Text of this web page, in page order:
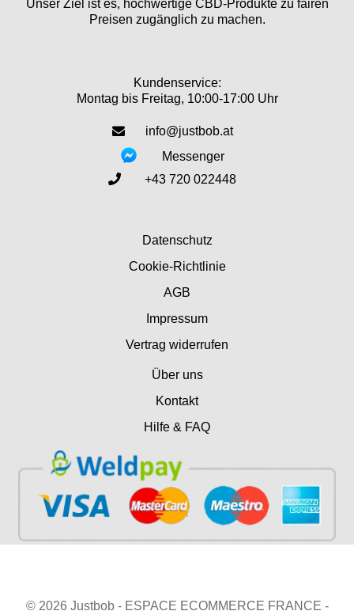
Unser Ziel ist es, hochwertige CBD-Produkte zu fairen
Preisen zugänglich zu machen.
Kundenservice:
Montag bis Freitag, 10:00-17:00 Uhr
info@justbob.at
Messenger
+43 720 022448
Datenschutz
Cookie-Richtlinie
AGB
Impressum
Vertrag widerrufen
Über uns
Kontakt
Hilfe & FAQ
© 2026 Justbob - ESPACE ECOMMERCE FRANCE -